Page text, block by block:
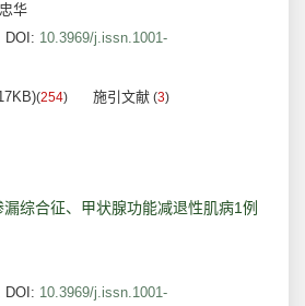
华
DOI: 10.3969/j.issn.1001-
(254) 施引文献 (3)
综合征、甲状腺功能减退性肌病1例
DOI: 10.3969/j.issn.1001-